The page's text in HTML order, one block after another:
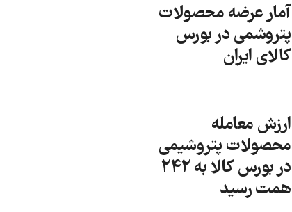
آمار عرضه محصولات
پتروشمی در بورس
کالای ایران
ارزش معامله
محصولات پتروشیمی
در بورس کالا به 242
همت رسید